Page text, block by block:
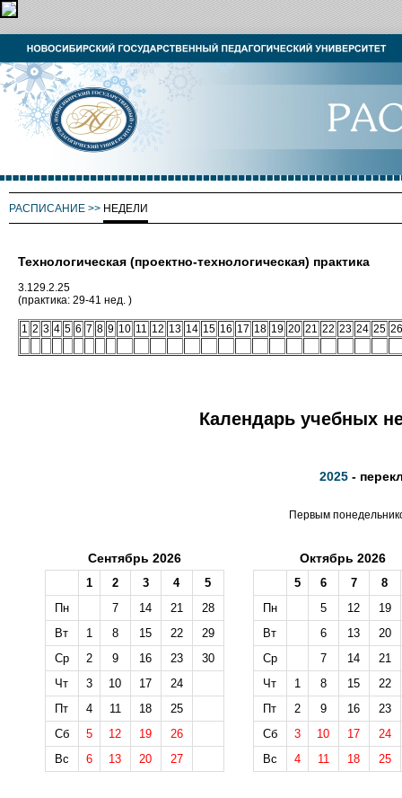
РАСПИСАНИЕ >> НЕДЕЛИ
Технологическая (проектно-технологическая) практика
3.129.2.25
(практика: 29-41 нед. )
1 2 3 4 5 6 7 8 9 10 11 12 13 14 15 16 17 18 19 20 21 22 23 24 25 26
Календарь учебных
2025 -
Первым
Сентябрь 2026
1 2 3 4
5
Пн
7 14 21
28
Вт
1 8 15 22
29
Ср
2 9 16 23
30
Чт
3 10 17
24
Пт
4 11 18
25
Сб
5 12 19
26
Вс
6 13 20 27
Октябрь 2026
5 6 7
8
Пн
5 12
19
Вт
6 13
20
Ср
7 14
21
Чт
1 8 15
22
Пт
2 9 16
23
Сб
3 10 17
24
Вс
4 11 18 25